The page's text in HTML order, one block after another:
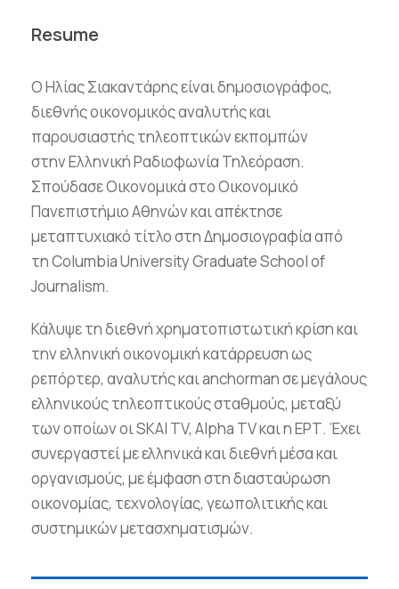
Resume
Ο Ηλίας Σιακαντάρης είναι δημοσιογράφος,
διεθνής οικονομικός αναλυτής και
παρουσιαστής τηλεοπτικών εκπομπών
στην Ελληνική Ραδιοφωνία Τηλεόραση.
Σπούδασε Οικονομικά στο Οικονομικό
Πανεπιστήμιο Αθηνών και απέκτησε
μεταπτυχιακό τίτλο στη Δημοσιογραφία από
τη Columbia University Graduate School of
Journalism.
Κάλυψε τη διεθνή χρηματοπιστωτική κρίση και
την ελληνική οικονομική κατάρρευση ως
ρεπόρτερ, αναλυτής και anchorman σε μεγάλους
ελληνικούς τηλεοπτικούς σταθμούς, μεταξύ
των οποίων οι SKAI TV, Alpha TV και η ΕΡΤ. Έχει
συνεργαστεί με ελληνικά και διεθνή μέσα και
οργανισμούς, με έμφαση στη διασταύρωση
οικονομίας, τεχνολογίας, γεωπολιτικής και
συστημικών μετασχηματισμών.